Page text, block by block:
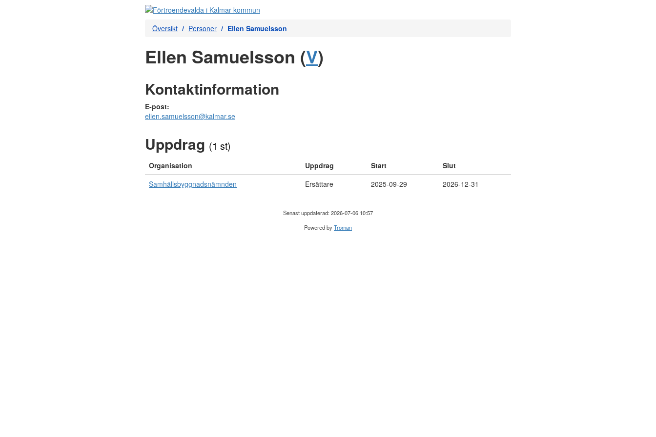
Översikt Personer Ellen Samuelsson
Ellen Samuelsson (V)
Kontaktinformation
E-post:
ellen.samuelsson@kalmar.se
Uppdrag (1 st)
Organisation Uppdrag Start
Slut
Samhällsbyggnadsnämnden
Ersättare 2025-09-29 2026-12-31
Senast uppdaterad: 2026-07-06 10:57
Powered byTroman